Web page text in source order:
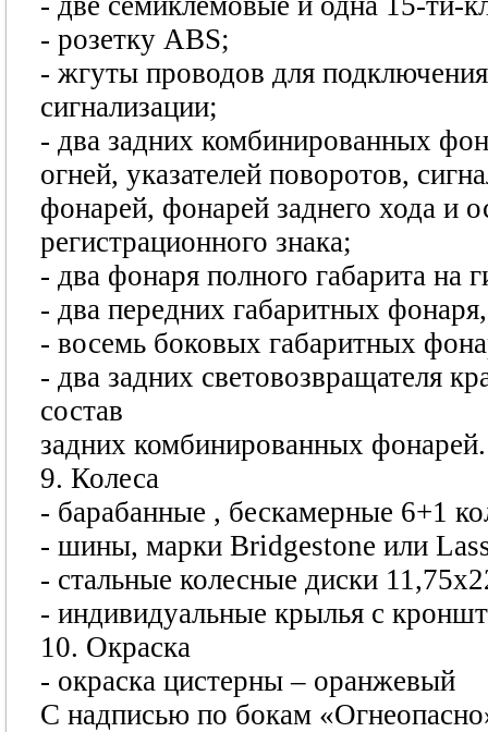
- розетку ABS;
- жгуты проводов для
сигнализации;
- два задних комбинированных
огней, указателей поворотов,
фонарей, фонарей заднего хода и
регистрационного знака;
- два фонаря полного габарита на
- два передних габаритных
- восемь боковых габаритных
- два задних световозвращателя
состав
задних комбинированных фонарей.
9. Колеса
- барабанные , бескамерные 6+1
- шины, марки Bridgestone или
- стальные колесные диски
- индивидуальные крылья с
10. Окраска
- окраска цистерны – оранжевый
С надписью по бокам